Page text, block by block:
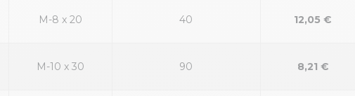
M-8 x 20 40 12,05 €
M-10 x 30 90 8,21 €